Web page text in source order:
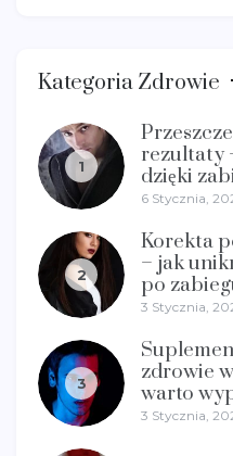
Kategoria Zdrowie
1
rezultaty
dzięki
6 Stycznia,
2
Korekta
– jak
po
3 Stycznia,
3
zdrowie
warto
3 Stycznia,